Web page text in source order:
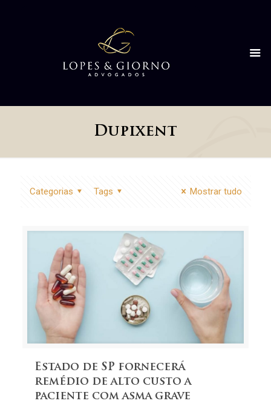
Dupixent
Categorias Tags Mostrar tudo
Estado de SP fornecerá
remédio de alto custo a
paciente com asma grave